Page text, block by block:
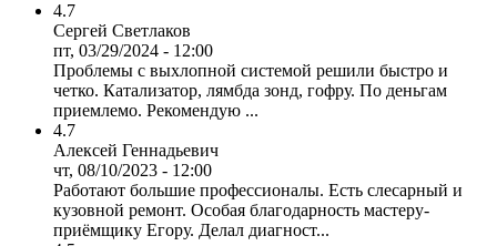
4.7
Сергей Светлаков
пт, 03/29/2024 - 12:00
Проблемы с выхлопной системой решили быстро и
четко. Катализатор, лямбда зонд, гофру. По деньгам
приемлемо. Рекомендую ...
4.7
Алексей Геннадьевич
чт, 08/10/2023 - 12:00
Работают большие профессионалы. Есть слесарный и
кузовной ремонт. Особая благодарность мастеру-
приёмщику Егору. Делал диагност...